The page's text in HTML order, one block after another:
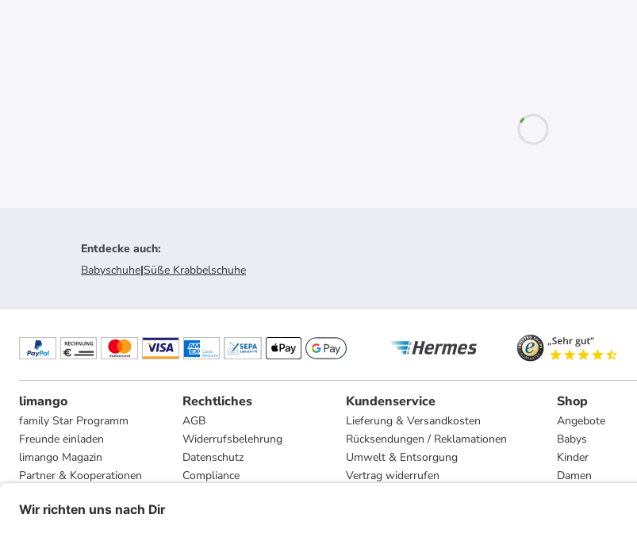
Entdecke auch:
Babyschuhe|Süße Krabbelschuhe
limango
family Star Programm
Freunde einladen
limango Magazin
Partner & Kooperationen
Presse
Rechtliches
AGB
Widerrufsbelehrung
Datenschutz
Compliance
Kundenservice
Lieferung & Versandkosten
Rücksendungen / Reklamationen
Umwelt & Entsorgung
Vertrag widerrufen
Shop
Angebote
Babys
Kinder
Damen